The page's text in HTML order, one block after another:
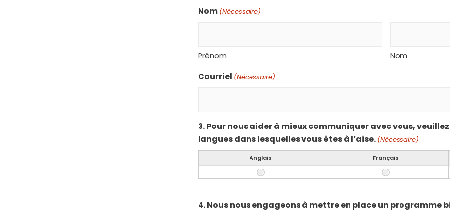
Nom (Nécessaire)
Prénom Nom
Courriel (Nécessaire)
3. Pour nous aider à mieux communiquer avec vous,
langues dans lesquelles vous êtes à l’aise. (Nécessaire)
Anglais Français
4. Nous nous engageons à mettre en place un programme